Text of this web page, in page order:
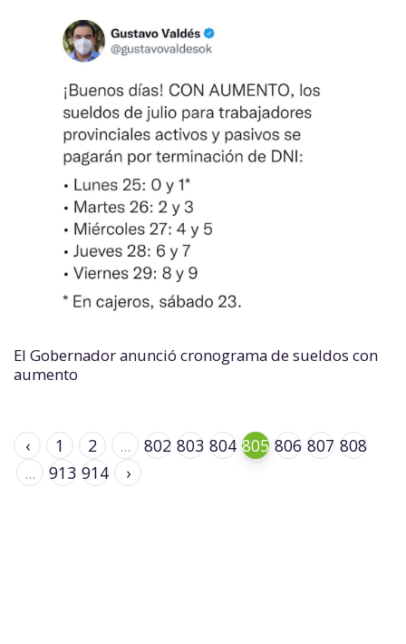
El Gobernador anunció cronograma de sueldos con
aumento
‹ 1 2 ... 802 803 804 805 806 807 808
...
913 914 ›